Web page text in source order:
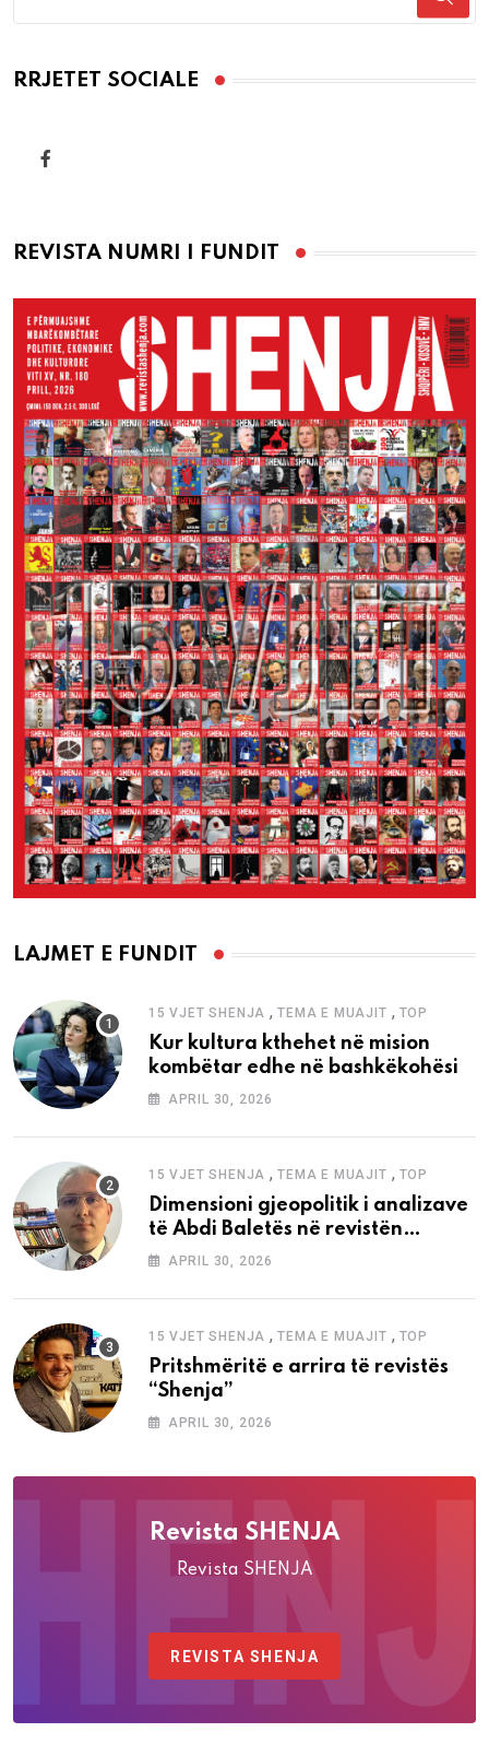
RRJETET SOCIALE
REVISTA NUMRI I FUNDIT
LAJMET E FUNDIT
15 VJET SHENJA ,TEMA E MUAJIT , TOP
Kur kultura kthehet në mision
kombëtar edhe në bashkëkohësi
APRIL 30, 2026
15 VJET SHENJA ,TEMA E MUAJIT , TOP
Dimensioni gjeopolitik i analizave
të Abdi Baletës në revistën
“Shenja”
APRIL 30, 2026
15 VJET SHENJA ,TEMA E MUAJIT , TOP
Pritshmëritë e arrira të revistës
“Shenja”
APRIL 30, 2026
Revista SHENJA
Revista SHENJA
REVISTA SHENJA